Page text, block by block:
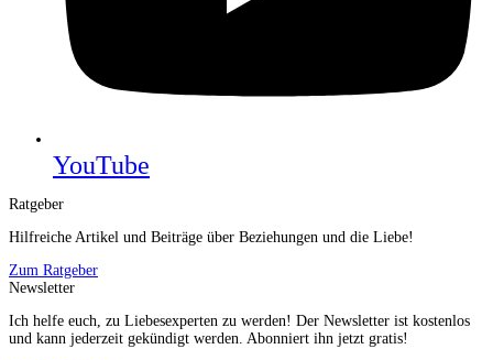
YouTube
Ratgeber
Hilfreiche Artikel und Beiträge über Beziehungen und die Liebe!
Zum Ratgeber
Newsletter
Ich helfe euch, zu Liebesexperten zu werden! Der Newsletter ist kostenlos
und kann jederzeit gekündigt werden. Abonniert ihn jetzt gratis!